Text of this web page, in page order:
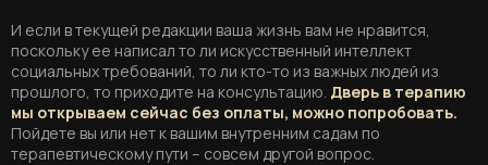
И если в текущей редакции ваша жизнь вам не нравится,
поскольку ее написал то ли искусственный интеллект
социальных требований, то ли кто-то из важных людей из
прошлого, то приходите на консультацию. Дверь в терапию
мы открываем сейчас без оплаты, можно попробовать.
Пойдете вы или нет к вашим внутренним садам по
терапевтическому пути – совсем другой вопрос.